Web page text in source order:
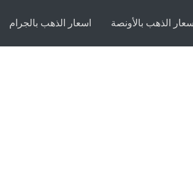
اسعار الذهب بالأونصة اسعار الذهب بالجرام